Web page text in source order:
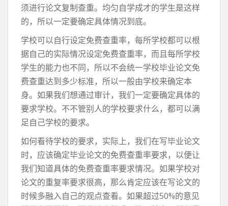
须进行论文复制查重。均匀自学成才的学生是这样
的，所以一定要确定具体情况到底。
学校可以自行设定免费查重率，每所学校都可以根
据自己的实际情况设定免费查重率，而且每所学校
学生的能力也不同，所以不会统一学校毕业论文免
费查重达到多少标准，所以一般由学校来确定本
身。如果我们想通过审计，我们一定要确定具体的
要求学校。不不管别人的学校要求什么，都可以满
足自己学校的要求。
如何看待学校的要求，实际上，我们在写毕业论文
时，应该确定毕业论文的免费查重率要求，以便让
我们知道具体的免费查重率要求情况。如果学校对
论文的重复率要求很高，那么肯定应该在写论文的
时候多融入自己的观点查看。如果超过50%的意见